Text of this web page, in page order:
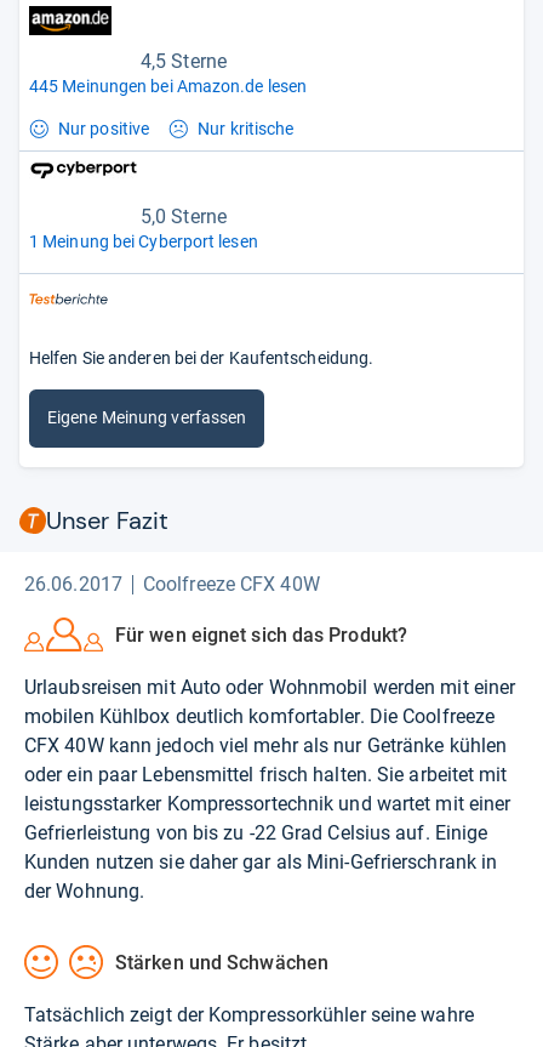
4,5 Sterne
445 Meinungen bei Amazon.de lesen
Nur positive Nur kritische
5,0 Sterne
1 Meinung bei Cyberport lesen
Helfen Sie anderen bei der Kaufentscheidung.
Eigene Meinung verfassen
Unser Fazit
26.06.2017 Coolfreeze CFX 40W
Für wen eignet sich das Produkt?
Urlaubsreisen mit Auto oder Wohnmobil werden mit einer
mobilen Kühlbox deutlich komfortabler. Die Coolfreeze
CFX 40W kann jedoch viel mehr als nur Getränke kühlen
oder ein paar Lebensmittel frisch halten. Sie arbeitet mit
leistungsstarker Kompressortechnik und wartet mit einer
Gefrierleistung von bis zu -22 Grad Celsius auf. Einige
Kunden nutzen sie daher gar als Mini-Gefrierschrank in
der Wohnung.
Stärken und Schwächen
Tatsächlich zeigt der Kompressorkühler seine wahre